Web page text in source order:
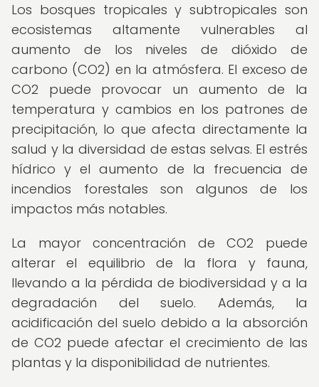
Los bosques tropicales y subtropicales son
ecosistemas altamente vulnerables al
aumento de los niveles de dióxido de
carbono (CO2) en la atmósfera. El exceso de
CO2 puede provocar un aumento de la
temperatura y cambios en los patrones de
precipitación, lo que afecta directamente la
salud y la diversidad de estas selvas. El estrés
hídrico y el aumento de la frecuencia de
incendios forestales son algunos de los
impactos más notables.
La mayor concentración de CO2 puede
alterar el equilibrio de la flora y fauna,
llevando a la pérdida de biodiversidad y a la
degradación del suelo. Además, la
acidificación del suelo debido a la absorción
de CO2 puede afectar el crecimiento de las
plantas y la disponibilidad de nutrientes.